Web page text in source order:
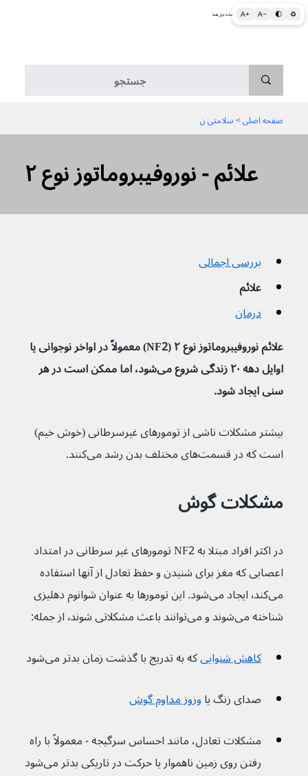
A+ A− 🌓 ♻ اطلاعات پزشکی و بهداشتی به زبان ساده برای همه
صفحه اصلی > سلامتی ن
علائم - نوروفیبروماتوز نوع ۲
بررسی اجمالی
علائم
درمان
علائم نوروفیبروماتوز نوع ۲ (NF2) معمولاً در اواخر نوجوانی یا
اوایل دهه ۲۰ زندگی شروع می‌شود، اما ممکن است در هر
سنی ایجاد شود.
بیشتر مشکلات ناشی از تومورهای غیرسرطانی (خوش خیم)
است که در قسمت‌های مختلف بدن رشد می‌کنند.
مشکلات گوش
در اکثر افراد مبتلا به NF2 تومورهای غیر سرطانی در امتداد
اعصابی که مغز برای شنیدن و حفظ تعادل از آنها استفاده
می‌کند٬ ایجاد می‌شود. این تومورها به عنوان شوانوم دهلیزی
شناخته می‌شوند و می‌توانند باعث مشکلاتی شوند٬ از جمله:
کاهش شنوایی که به تدریج با گذشت زمان بدتر می‌شود
صدای زنگ یا وزوز مداوم گوش
مشکلات تعادل، مانند احساس سرگیجه - معمولاً با راه
رفتن روی زمین ناهموار یا حرکت در تاریکی بدتر می‌شود